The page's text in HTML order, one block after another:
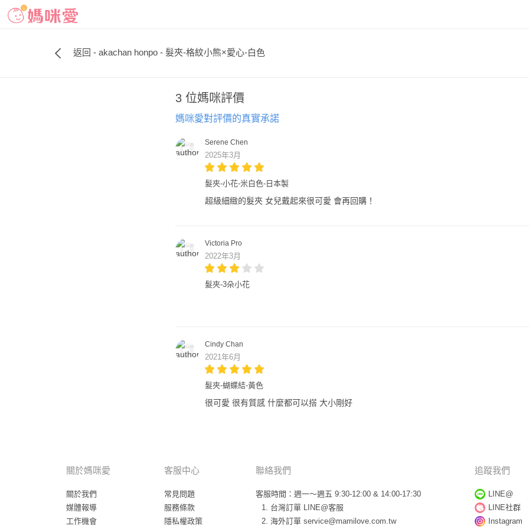
返回 - akachan honpo - 髮夾-格紋小熊×愛心-白色
3 位媽咪評價
媽咪愛對評價的真實承諾
Serene Chen
2025年3月
髮夾-小花-米白色-日本製
超級細緻的髮夾 女兒戴起來很可愛 會再回購！
Victoria Pro
2022年3月
髮夾-3朵小花
Cindy Chan
2021年6月
髮夾-蝴蝶結-黃色
很可愛 很有質感 什麼都可以搭 大小剛好
關於媽咪愛
關於我們
媒體報導
工作機會
客服中心
常見問題
服務條款
隱私權政策
聯絡我們
客服時間：週一～週五 9:30-12:00 & 14:00-17:30
台灣訂單 LINE@客服
海外訂單 service@mamilove.com.tw
追蹤我們
LINE@
LINE社群
Instagram